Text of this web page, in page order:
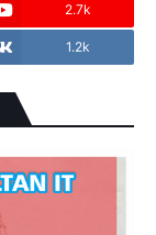
2.7k
1.2k